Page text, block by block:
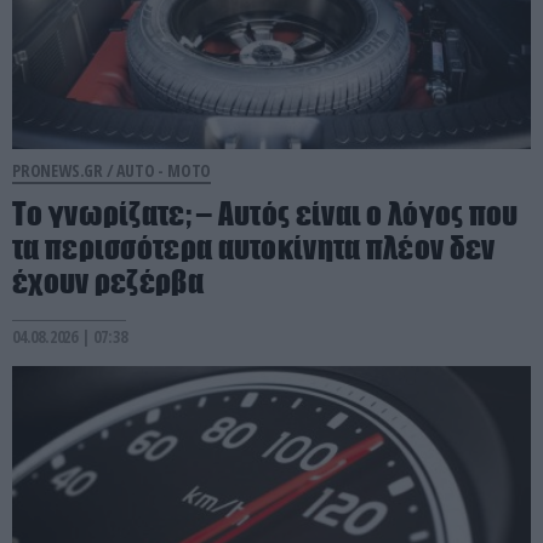
PRONEWS.GR / AUTO - MOTO
Το γνωρίζατε; – Aυτός είναι ο λόγος που
τα περισσότερα αυτοκίνητα πλέον δεν
έχουν ρεζέρβα
04.08.2026 | 07:38